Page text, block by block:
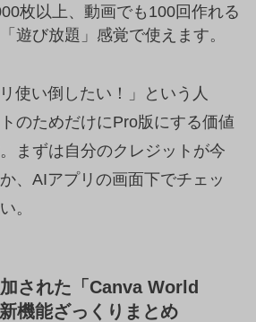
枚以上、動画でも100回作れる
遊び放題」感覚で使えます。
使い倒したい！」という人
のためだけにPro版にする価値
まずは自分のクレジットが今
、AIアプリの画面下でチェッ
。
された「Canva World
機能ざっくりまとめ